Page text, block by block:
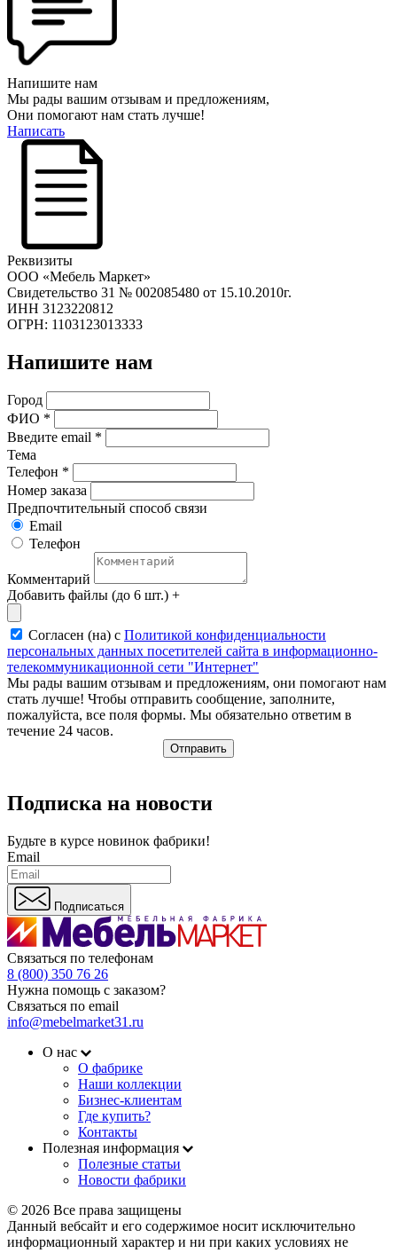
Напишите нам
Мы рады вашим отзывам и предложениям,
Они помогают нам стать лучше!
Написать
Реквизиты
ООО «Мебель Маркет»
Свидетельство 31 № 002085480 от 15.10.2010г.
ИНН 3123220812
ОГРН: 1103123013333
Напишите нам
Город
ФИО *
Введите email *
Тема
Телефон *
Номер заказа
Предпочтительный способ связи
Email
Телефон
Комментарий
Добавить файлы (до 6 шт.) +
Согласен (на) с Политикой конфиденциальности
персональных данных посетителей сайта в информационно-
телекоммуникационной сети "Интернет"
Мы рады вашим отзывам и предложениям, они помогают нам
стать лучше! Чтобы отправить сообщение, заполните,
пожалуйста, все поля формы. Мы обязательно ответим в
течение 24 часов.
Отправить
Подписка на новости
Будьте в курсе новинок фабрики!
Email
Подписаться
Связаться по телефонам
8 (800) 350 76 26
Нужна помощь с заказом?
Связаться по email
info@mebelmarket31.ru
О нас
О фабрике
Наши коллекции
Бизнес-клиентам
Где купить?
Контакты
Полезная информация
Полезные статьи
Новости фабрики
© 2026 Все права защищены
Данный вебсайт и его содержимое носит исключительно
информационный характер и ни при каких условиях не